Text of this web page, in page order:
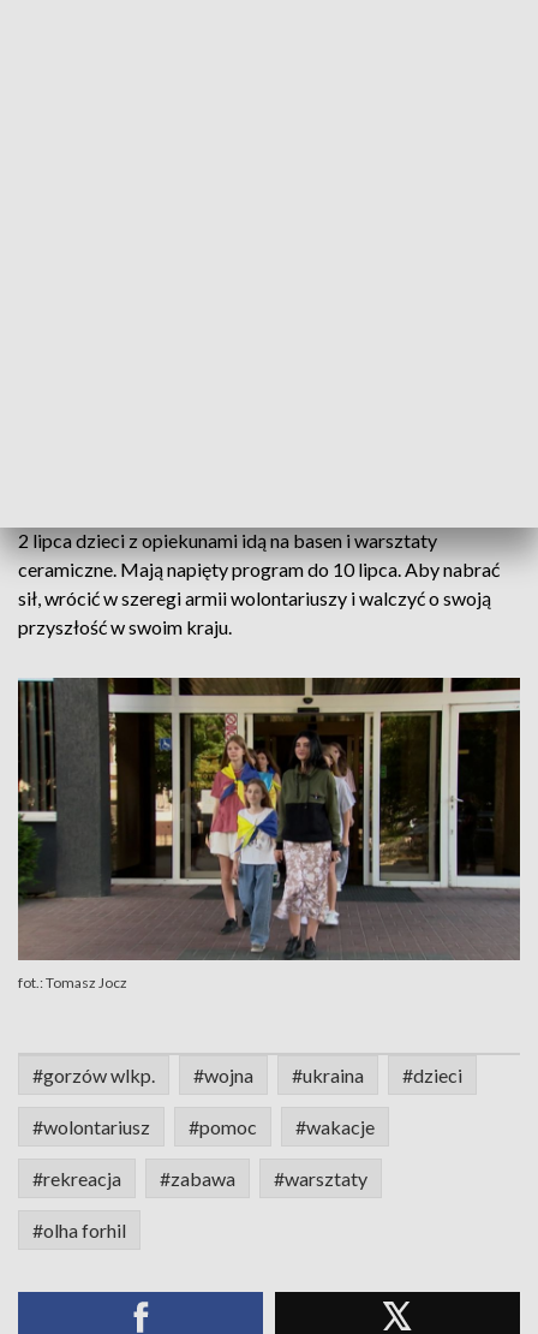
2 lipca dzieci z opiekunami idą na basen i warsztaty
ceramiczne. Mają napięty program do 10 lipca. Aby nabrać
sił, wrócić w szeregi armii wolontariuszy i walczyć o swoją
przyszłość w swoim kraju.
fot.: Tomasz Jocz
#gorzów wlkp. #wojna #ukraina #dzieci
#wolontariusz #pomoc #wakacje
#rekreacja #zabawa #warsztaty
#olha forhil